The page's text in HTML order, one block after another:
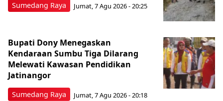
Sumedang Raya Jumat, 7 Agu 2026 - 20:25
Sumedang Raya
Bupati Dony Menegaskan
Kendaraan Sumbu Tiga Dilarang
Melewati Kawasan Pendidikan
Jatinangor
Jumat, 7 Agu 2026 - 20:18